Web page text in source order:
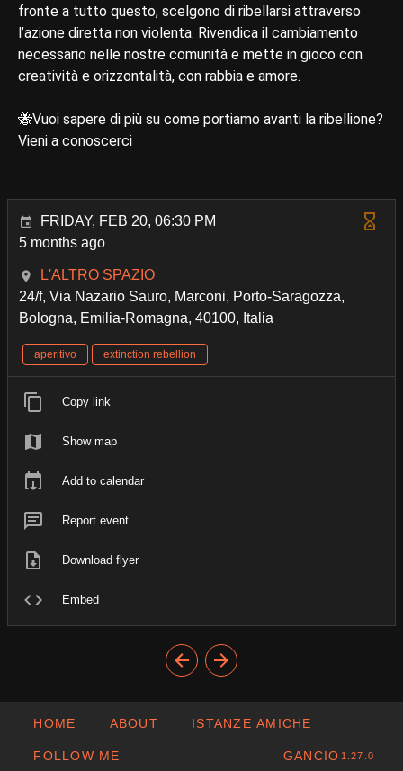
fronte a tutto questo, scelgono di ribellarsi attraverso
l’azione diretta non violenta. Rivendica il cambiamento
necessario nelle nostre comunità e mette in gioco con
creatività e orizzontalità, con rabbia e amore.
🐝Vuoi sapere di più su come portiamo avanti la ribellione?
Vieni a conoscerci
FRIDAY, FEB 20, 06:30 PM
5 months ago
L'ALTRO SPAZIO
24/f, Via Nazario Sauro, Marconi, Porto-Saragozza,
Bologna, Emilia-Romagna, 40100, Italia
aperitivo extinction rebellion
Copy link
Show map
Add to calendar
Report event
Download flyer
Embed
HOME ABOUT ISTANZE AMICHE
FOLLOW ME GANCIO 1.27.0